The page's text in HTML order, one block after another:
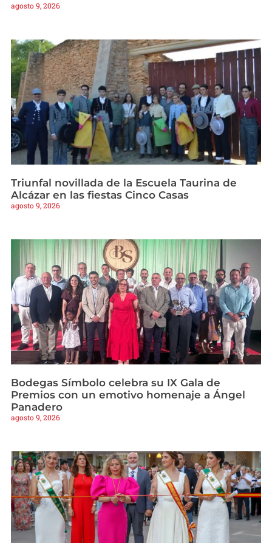
agosto 9, 2026
Triunfal novillada de la Escuela Taurina de
Alcázar en las fiestas Cinco Casas
agosto 9, 2026
Bodegas Símbolo celebra su IX Gala de
Premios con un emotivo homenaje a Ángel
Panadero
agosto 9, 2026